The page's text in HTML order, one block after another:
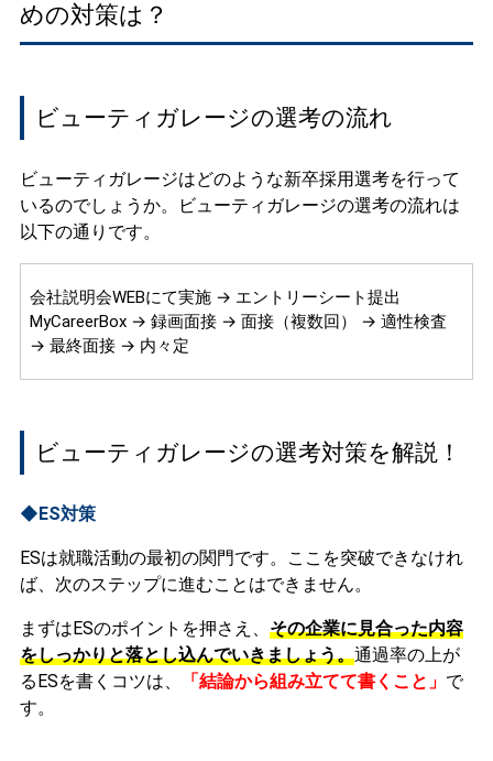
めの対策は？
ビューティガレージの選考の流れ
ビューティガレージはどのような新卒採用選考を行って
いるのでしょうか。ビューティガレージの選考の流れは
以下の通りです。
会社説明会WEBにて実施 → エントリーシート提出
MyCareerBox → 録画面接 → 面接（複数回） → 適性検査
→ 最終面接 → 内々定
ビューティガレージの選考対策を解説！
◆ES対策
ESは就職活動の最初の関門です。ここを突破できなけれ
ば、次のステップに進むことはできません。
まずはESのポイントを押さえ、 その企業に見合った内容
をしっかりと落とし込んでいきましょう。通過率の上が
るESを書くコツは、
「結論から組み立てて書くこと」 で
す。